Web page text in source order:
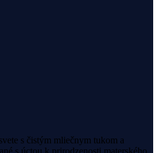
s čistým mliečnym tukom a